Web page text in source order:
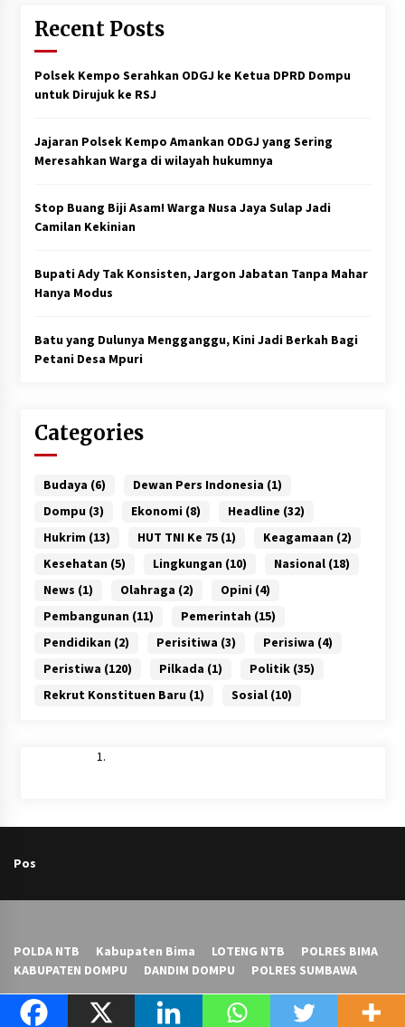
Recent Posts
Polsek Kempo Serahkan ODGJ ke Ketua DPRD Dompu
untuk Dirujuk ke RSJ
Jajaran Polsek Kempo Amankan ODGJ yang Sering
Meresahkan Warga di wilayah hukumnya
Stop Buang Biji Asam! Warga Nusa Jaya Sulap Jadi
Camilan Kekinian
Bupati Ady Tak Konsisten, Jargon Jabatan Tanpa Mahar
Hanya Modus
Batu yang Dulunya Mengganggu, Kini Jadi Berkah Bagi
Petani Desa Mpuri
Categories
Budaya (6) Dewan Pers Indonesia (1)
Dompu (3) Ekonomi (8) Headline (32)
Hukrim (13) HUT TNI Ke 75(1) Keagamaan (2)
Kesehatan (5) Lingkungan (10) Nasional(18)
News (1) Olahraga (2) Opini (4)
Pembangunan (11) Pemerintah (15)
Pendidikan (2) Perisitiwa (3) Perisiwa (4)
Peristiwa (120) Pilkada (1) Politik(35)
Rekrut Konstituen Baru (1) Sosial(10)
Pos
POLDA NTB Kabupaten Bima LOTENG NTB
POLRES BIMA
KABUPATEN DOMPU
DANDIM DOMPU POLRES SUMBAWA